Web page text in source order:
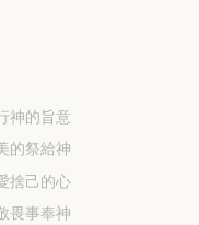
神的旨意
的祭給神
捨己的心
畏事奉神